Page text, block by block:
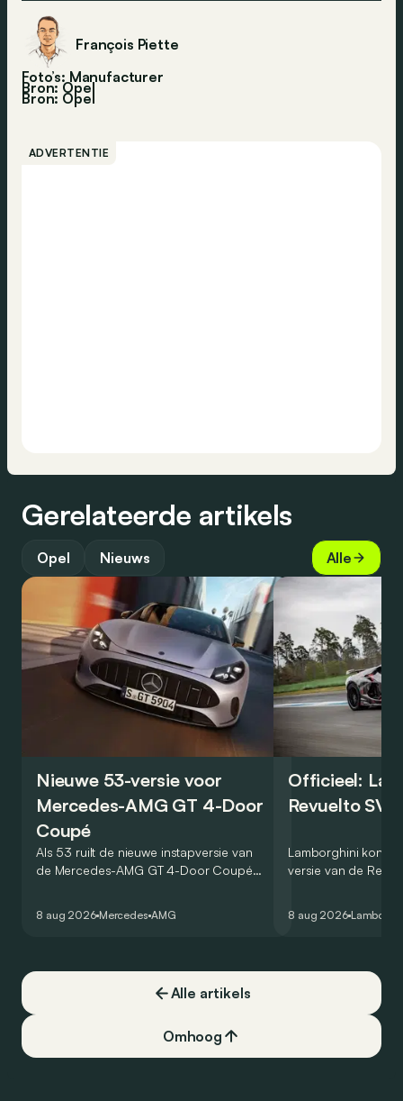
François Piette
Foto’s: Manufacturer
Bron: Opel
Bron: Opel
ADVERTENTIE
Gerelateerde artikels
Opel Nieuws Alle
Nieuwe 53-versie voor
Mercedes-AMG GT 4-Door
Coupé
Als 53 ruilt de nieuwe instapversie van
de Mercedes-AMG GT 4-Door Coupé
8 aug 2026 Mercedes AMG
Officieel:
Revuelto SV
Lamborghini
versie van de
een record voor
8 aug 2026
Alle artikels
Omhoog